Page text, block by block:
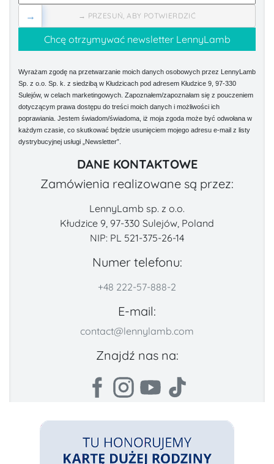
→ PRZESUŃ, ABY POTWIERDZIĆ
→
Wyrażam zgodę na przetwarzanie moich danych osobowych przez LennyLamb
Sp. z o.o. Sp. k. z siedzibą w Kłudzicach pod adresem Kłudzice 9, 97-330
Sulejów, w celach marketingowych. Zapoznałem/zapoznałam się z pouczeniem
dotyczącym prawa dostępu do treści moich danych i możliwości ich
poprawiania. Jestem świadom/świadoma, iż moja zgoda może być odwołana w
każdym czasie, co skutkować będzie usunięciem mojego adresu e-mail z listy
dystrybucyjnej usługi „Newsletter”.
DANE KONTAKTOWE
Zamówienia realizowane są przez:
LennyLamb sp. z o.o.
Kłudzice 9, 97-330 Sulejów, Poland
NIP: PL 521-375-26-14
Numer telefonu:
+48 222-57-888-2
E-mail:
contact@lennylamb.com
Znajdź nas na: